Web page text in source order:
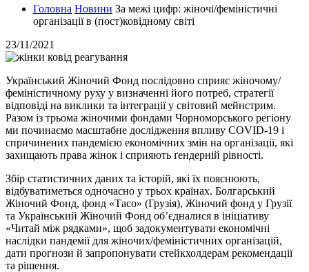
Головна Новини За межі цифр: жіночі/феміністичні
організації в (пост)ковідному світі
23/11/2021
Український Жіночий Фонд послідовно сприяє жіночому/
феміністичному руху у визначенні його потреб, стратегії
відповіді на виклики та інтеграції у світовий мейнстрим.
Разом із трьома жіночими фондами Чорноморського регіону
ми починаємо масштабне дослідження впливу COVID-19 і
спричинених пандемією економічних змін на організації, які
захищають права жінок і сприяють ґендерній рівності.
Збір статистичних даних та історій, які їх пояснюють,
відбуватиметься одночасно у трьох країнах. Болгарський
Жіночий Фонд, фонд «Тасо» (Грузія), Жіночий фонд у Грузії
та Український Жіночий Фонд об’єдналися в ініціативу
«Читай між рядками», щоб задокументувати економічні
наслідки пандемії для жіночих/феміністичних організацій,
дати прогнози й запропонувати стейкхолдерам рекомендації
та рішення.